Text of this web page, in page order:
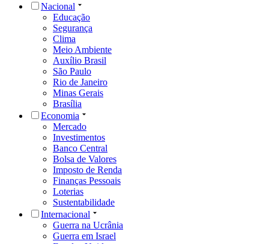
Nacional
Educação
Segurança
Clima
Meio Ambiente
Auxílio Brasil
São Paulo
Rio de Janeiro
Minas Gerais
Brasília
Economia
Mercado
Investimentos
Banco Central
Bolsa de Valores
Imposto de Renda
Finanças Pessoais
Loterias
Sustentabilidade
Internacional
Guerra na Ucrânia
Guerra em Israel